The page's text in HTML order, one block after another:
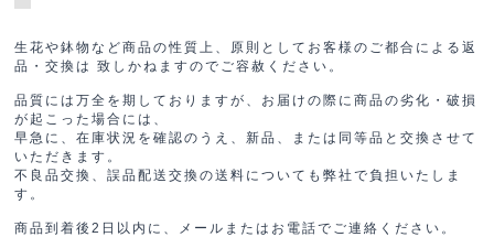
生花や鉢物など商品の性質上、原則としてお客様のご都合による返
品・交換は 致しかねますのでご容赦ください。
品質には万全を期しておりますが、お届けの際に商品の劣化・破損
が起こった場合には、
早急に、在庫状況を確認のうえ、新品、または同等品と交換させて
いただきます。
不良品交換、誤品配送交換の送料についても弊社で負担いたしま
す。
商品到着後2日以内に、メールまたはお電話でご連絡ください。